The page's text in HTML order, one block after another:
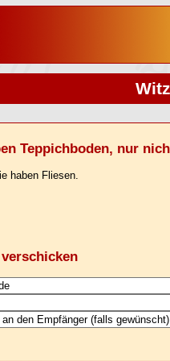
Teppichboden, nur
haben Fliesen.